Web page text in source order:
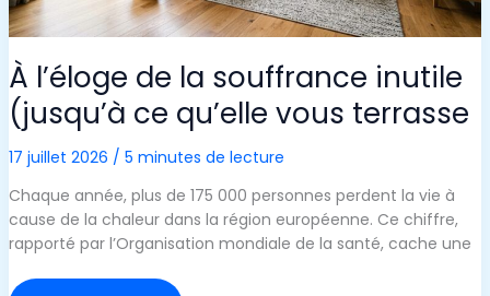
À l’éloge de la souffrance inutile
(jusqu’à ce qu’elle vous terrasse
17 juillet 2026 / 5 minutes de lecture
Chaque année, plus de 175 000 personnes perdent la vie à
cause de la chaleur dans la région européenne. Ce chiffre,
rapporté par l’Organisation mondiale de la santé, cache une